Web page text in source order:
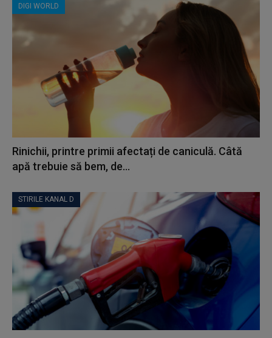
DIGI WORLD
Rinichii, printre primii afectați de caniculă. Câtă
apă trebuie să bem, de...
STIRILE KANAL D